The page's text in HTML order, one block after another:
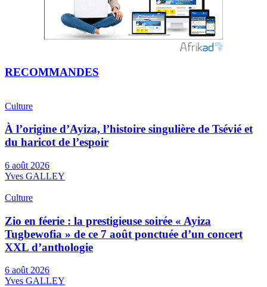
RECOMMANDES
Culture
À l’origine d’Ayiza, l’histoire singulière de Tsévié et
du haricot de l’espoir
6 août 2026
Yves GALLEY
Culture
Zio en féerie : la prestigieuse soirée « Ayiza
Tugbewofia » de ce 7 août ponctuée d’un concert
XXL d’anthologie
6 août 2026
Yves GALLEY